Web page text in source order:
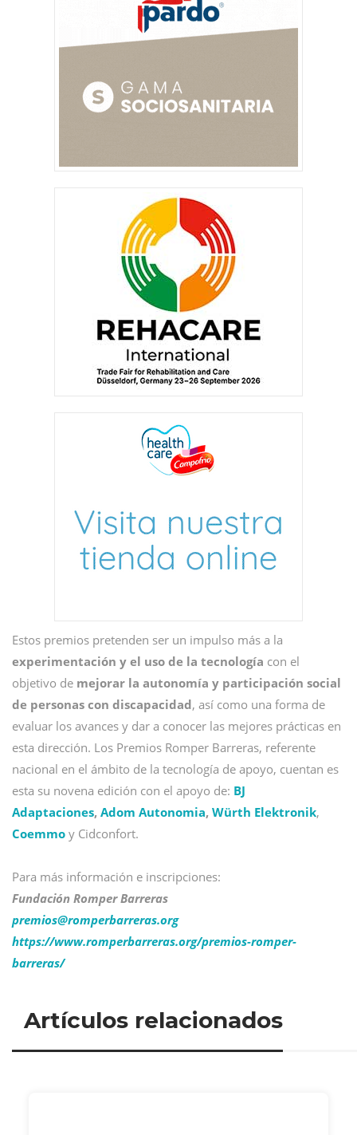
Estos premios pretenden ser un impulso más a la
experimentación y el uso de la tecnología con el
objetivo de mejorar la autonomía y participación social
de personas con discapacidad, así como una forma de
evaluar los avances y dar a conocer las mejores prácticas en
esta dirección. Los Premios Romper Barreras, referente
nacional en el ámbito de la tecnología de apoyo, cuentan es
esta su novena edición con el apoyo de: BJ
Adaptaciones, Adom Autonomia, Würth Elektronik,
Coemmo y Cidconfort.
Para más información e inscripciones:
Fundación Romper Barreras
premios@romperbarreras.org
https://www.romperbarreras.org/premios-romper-
barreras/
Artículos relacionados